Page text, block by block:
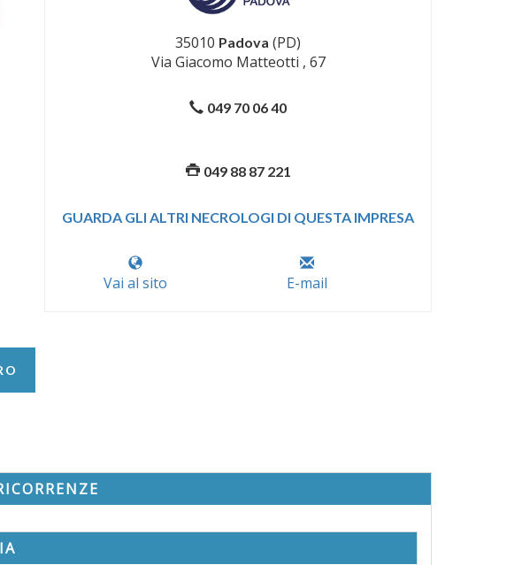
35010 Padova (PD)
Via Giacomo Matteotti , 67
049 70 06 40
049 88 87 221
GUARDA GLI ALTRI NECROLOGI DI QUESTA IMPRESA
Vai al sito E-mail